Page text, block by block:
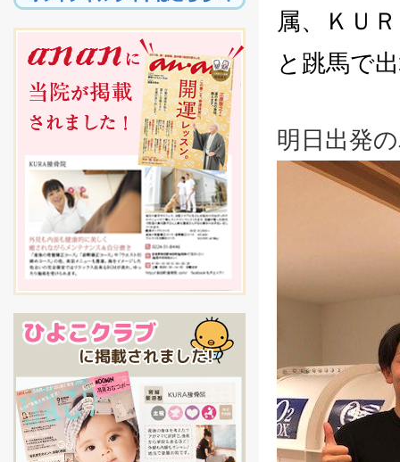
属、ＫＵ
と跳馬で
明日出発